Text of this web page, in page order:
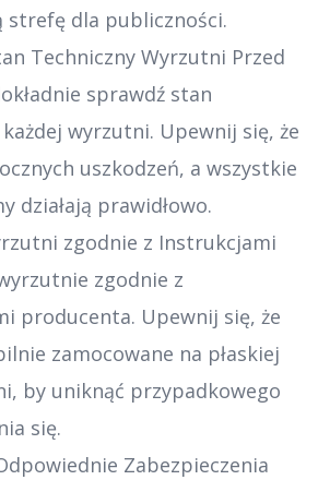
strefę dla publiczności.
Techniczny Wyrzutni Przed
sprawdź stan
wyrzutni. Upewnij się, że
uszkodzeń, a wszystkie
działają prawidłowo.
zgodnie z Instrukcjami
zgodnie z
producenta. Upewnij się, że
zamocowane na płaskiej
by uniknąć przypadkowego
się.
Zabezpieczenia